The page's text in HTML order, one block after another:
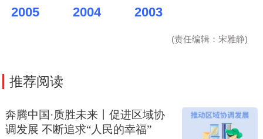
2005 2004 2003
(责任编辑：宋雅静)
推荐阅读
奔腾中国·质胜未来丨促进区域协
调发展 不断追求“人民的幸福”